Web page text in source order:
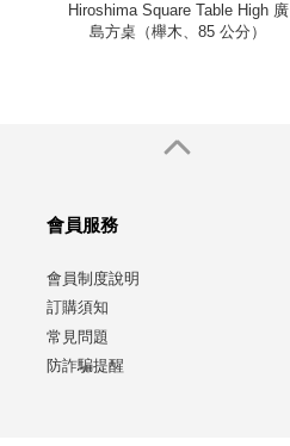
Hiroshima Square Table High 廣
島方桌（櫸木、85 公分）
會員服務
會員制度說明
訂購須知
常見問題
防詐騙提醒